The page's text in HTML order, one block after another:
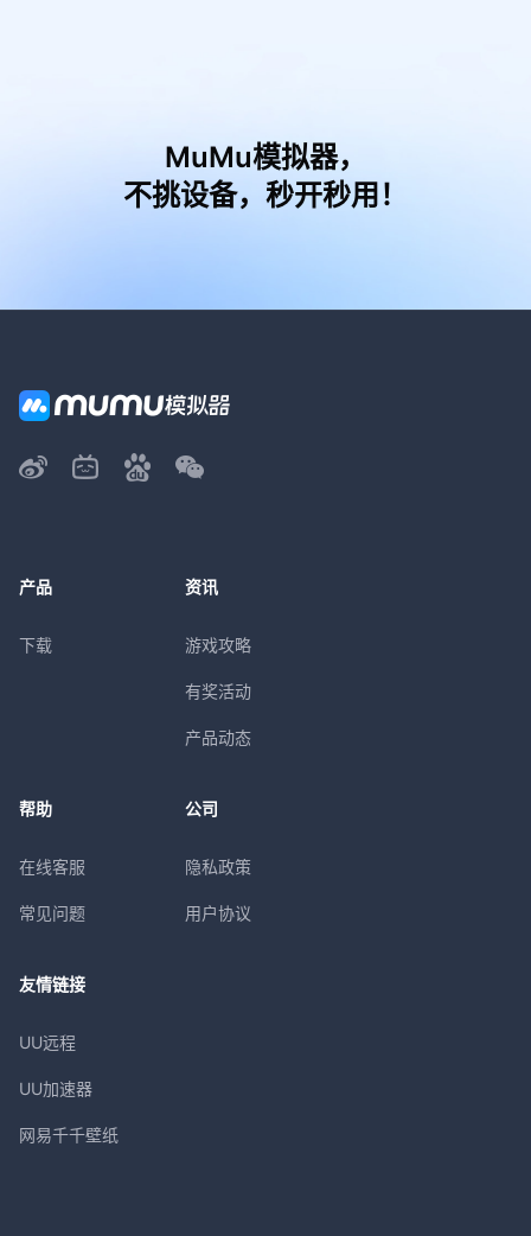
MuMu模拟器，
不挑设备，秒开秒用！
产品
下载
资讯
游戏攻略
有奖活动
产品动态
帮助
在线客服
常见问题
公司
隐私政策
用户协议
友情链接
UU远程
UU加速器
网易千千壁纸